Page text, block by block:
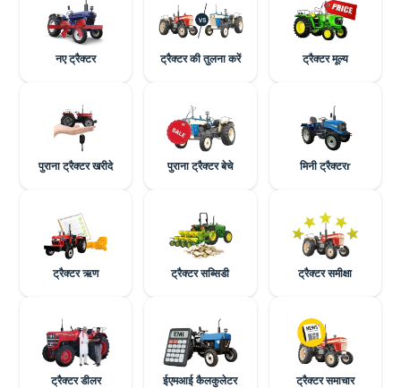
नए ट्रैक्टर ट्रैक्टर की तुलना करें ट्रैक्टर मूल्य
पुराना ट्रैक्टर खरीदे पुराना ट्रैक्टर बेचे मिनी ट्रैक्टरr
ट्रैक्टर ऋण ट्रैक्टर सब्सिडी ट्रैक्टर समीक्षा
ट्रैक्टर डीलर ईएमआई कैलकुलेटर ट्रैक्टर समाचार